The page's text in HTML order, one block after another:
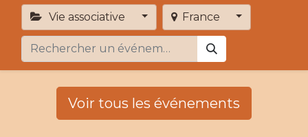
Vie associative France
Voir tous les événements